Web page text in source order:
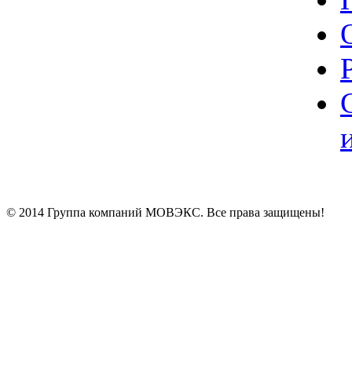
© 2014 Группа компаний МОВЭКС. Все права защищены!